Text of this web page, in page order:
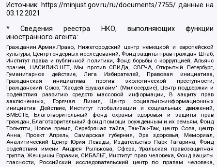
Источник: https://minjust.gov.ru/ru/documents/7755/ данные на
03.12.2021
* Сведения реестра НКО, выполняющих функции
иностранного агента:
Гражданин.Армия.Право, Нижегородский центр немецкой и европейской
культуры, Центр гендерных исследований, Фонд защиты прав граждан Штаб,
Институт права и публичной политики, Фонд борьбы с коррупцией, Альянс
врачей, НАСИЛИЮ.НЕТ, Мы против СПИДа, СВЕЧА, Открытый Петербург,
Гуманитарное действие, Лига Избирателей, Правовая инициатива,
Гражданская инициатива против экологической преступности,
Гражданский Союз, "Хасдей Ерушалаим" (Милосердие), Центр поддержки и
содействия развитию средств массовой информации, В защиту прав
заключенных, Горячая Линия, Центр социально-информационных
инициатив Действие, Институт глобализации и социальных движений,
ВМЕСТЕ, Благотворительный фонд охраны здоровья и защиты прав
граждан, Благотворительный фонд помощи осужденным и их семьям, Фонд
Тольятти, Новое время, Серебряная тайга, Так-Так-Так, центр Сова, центр
Анна, Проект Апрель, Самарская губерния, Эра здоровья, Мемориал,
Аналитический Центр Юрия Левады, Издательство Парк Гагарина, Фонд
содействия имени Андрея Рылькова, Сфера, Уральская правозащитная
группа, Женщины Евразии, СИБАЛЬТ, Институт прав человека, Фонд защиты
гласности, Российский исследовательский центр по правам человека,